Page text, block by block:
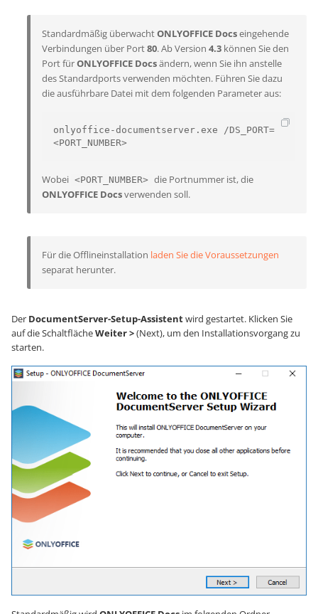
Standardmäßig überwachtONLYOFFICE Docseingehende
Verbindungen über Port80. Ab Version 4.3 können Sie den
Port fürONLYOFFICE Docsändern, wenn Sie ihn anstelle
des Standardports verwenden möchten. Führen Sie dazu
die ausführbare Datei mit dem folgenden Parameter aus:
onlyoffice-documentserver.exe /DS_PORT=
<PORT_NUMBER>
Wobei <PORT_NUMBER> die Portnummer ist, die
ONLYOFFICE Docsverwenden soll.
Für die Offlineinstallation laden Sie die Voraussetzungen
separat herunter.
Der DocumentServer-Setup-Assistentwird gestartet. Klicken Sie
auf die SchaltflächeWeiter >(Next), um den Installationsvorgang zu
starten.